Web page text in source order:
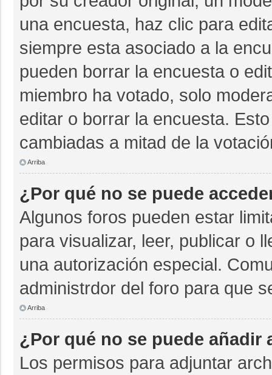
una encuesta, haz clic para
siempre esta asociado a la
pueden borrar la encuesta o
miembro ha votado, solo
editar o borrar la encuesta.
cambiadas a mitad de la
Arriba
¿Por qué no se puede
Algunos foros pueden estar
para visualizar, leer, publicar o
una autorización especial.
administrdor del foro para que
Arriba
¿Por qué no se puede
Los permisos para adjuntar